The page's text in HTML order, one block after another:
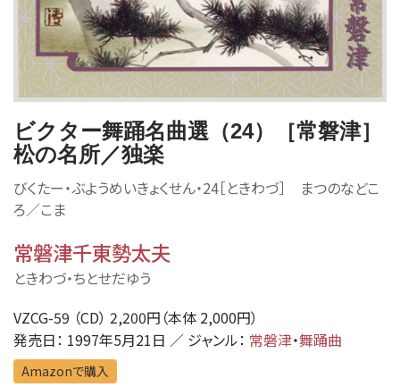
ビクター舞踊名曲選（24）［常磐津］
松の名所／独楽
びくたー・ぶようめいきょくせん・24［ときわづ］ まつのなどこ
ろ／こま
常磐津千東勢太夫
ときわづ・ちとせだゆう
VZCG-59 （CD） 2,200円（本体 2,000円）
発売日： 1997年5月21日 ／ ジャンル： 常磐津・舞踊曲
Amazonで購入